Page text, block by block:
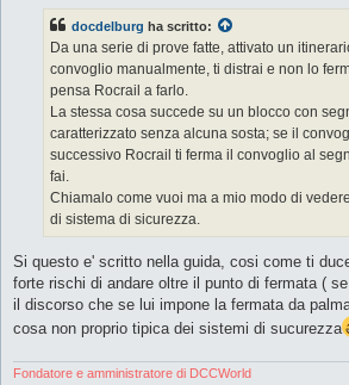
a
g
i
o
docdelburg ha scritto:
Da una serie di prove fatte, attivato un
convoglio manualmente, ti distrai e non lo
pensa Rocrail a farlo.
La stessa cosa succede su un blocco con
caratterizzato senza alcuna sosta; se il
successivo Rocrail ti ferma il convoglio al
fai.
Chiamalo come vuoi ma a mio modo di
di sistema di sicurezza.
Si questo e' scritto nella guida, cosi come ti
forte rischi di andare oltre il punto di fermata (
il discorso che se lui impone la fermata da
cosa non proprio tipica dei sistemi di sucurezza
Fondatore e amministratore di DCCWorld